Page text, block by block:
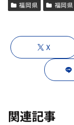
福岡県 福岡県
X
関連記事